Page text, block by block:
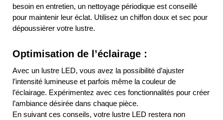
besoin en entretien, un nettoyage périodique est conseillé
pour maintenir leur éclat. Utilisez un chiffon doux et sec pour
dépoussiérer votre lustre.
Optimisation de l’éclairage :
Avec un lustre LED, vous avez la possibilité d’ajuster
l’intensité lumineuse et parfois même la couleur de
l’éclairage. Expérimentez avec ces fonctionnalités pour créer
l’ambiance désirée dans chaque pièce.
En suivant ces conseils, votre lustre LED restera non